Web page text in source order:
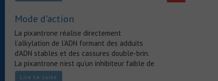
Mode d'action
La pixantrone réalise directement
l’alkylation de l’ADN formant des adduits
d’ADN stables et des cassures double-brin.
La pixantrone n’est qu’un inhibiteur faible de
la topoisomérase II.
Lire la suite